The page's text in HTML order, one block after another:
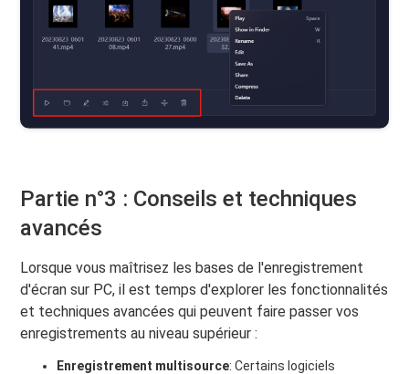
Partie n°3 : Conseils et techniques
avancés
Lorsque vous maîtrisez les bases de l'enregistrement
d'écran sur PC, il est temps d'explorer les fonctionnalités
et techniques avancées qui peuvent faire passer vos
enregistrements au niveau supérieur :
Enregistrement multisource: Certains logiciels